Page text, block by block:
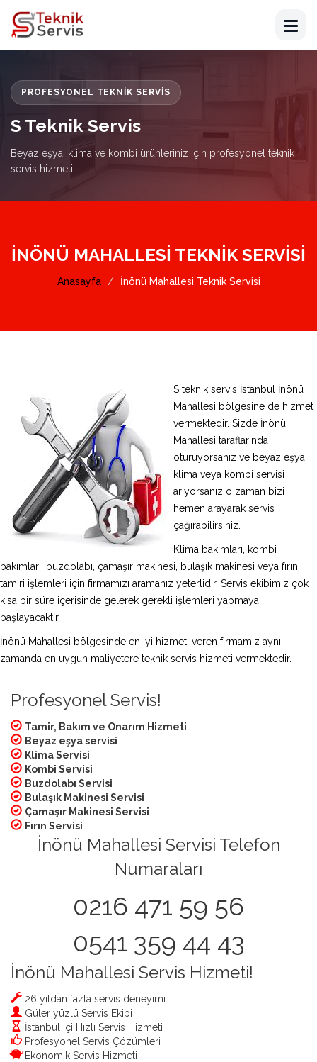
PROFESYONEL TEKNIK SERVIS
S Teknik Servis
Beyaz eşya, klima ve kombi ürünleriniz için profesyonel teknik
servis hizmeti.
İNÖNÜ MAHALLESI TEKNIK SERVISI
Anasayfa İnönü Mahallesi Teknik Servisi
S teknik servis İstanbul İnönü
Mahallesi bölgesine de hizmet
vermektedir. Sizde İnönü
Mahallesi taraflarında
oturuyorsanız ve beyaz eşya,
klima veya kombi servisi
arıyorsanız o zaman bizi
hemen arayarak servis
çağırabilirsiniz.
Klima bakımları, kombi
bakımları, buzdolabı, çamaşır makinesi, bulaşık makinesi veya fırın
tamiri işlemleri için firmamızı aramanız yeterlidir. Servis ekibimiz çok
kısa bir süre içerisinde gelerek gerekli işlemleri yapmaya
başlayacaktır.
İnönü Mahallesi bölgesinde en iyi hizmeti veren firmamız aynı
zamanda en uygun maliyetere teknik servis hizmeti vermektedir.
Profesyonel Servis!
Tamir, Bakım ve Onarım Hizmeti
Beyaz eşya servisi
Klima Servisi
Kombi Servisi
Buzdolabı Servisi
Bulaşık Makinesi Servisi
Çamaşır Makinesi Servisi
Fırın Servisi
İnönü Mahallesi Servisi Telefon
Numaraları
0216 471 59 56
0541 359 44 43
İnönü Mahallesi Servis Hizmeti!
26 yıldan fazla servis deneyimi
Güler yüzlü Servis Ekibi
İstanbul içi Hızlı Servis Hizmeti
Profesyonel Servis Çözümleri
Ekonomik Servis Hizmeti